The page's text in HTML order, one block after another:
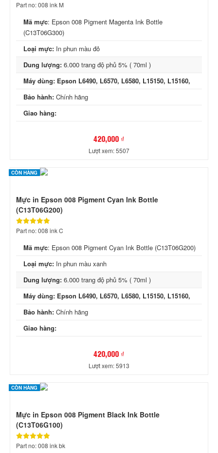
Part no: 008 ink M
Mã mực: Epson 008 Pigment Magenta Ink Bottle
(C13T06G300)
Loại mực: In phun màu đỏ
Dung lượng: 6.000 trang độ phủ 5% ( 70ml )
Máy dùng: Epson L6490, L6570, L6580, L15150, L15160,
Bảo hành: Chính hãng
Giao hàng:
420,000 ₫
Lượt xem: 5507
CÒN HÀNG
Mực in Epson 008 Pigment Cyan Ink Bottle
(C13T06G200)
Part no: 008 ink C
Mã mực: Epson 008 Pigment Cyan Ink Bottle (C13T06G200)
Loại mực: In phun màu xanh
Dung lượng: 6.000 trang độ phủ 5% ( 70ml )
Máy dùng: Epson L6490, L6570, L6580, L15150, L15160,
Bảo hành: Chính hãng
Giao hàng:
420,000 ₫
Lượt xem: 5913
CÒN HÀNG
Mực in Epson 008 Pigment Black Ink Bottle
(C13T06G100)
Part no: 008 ink bk